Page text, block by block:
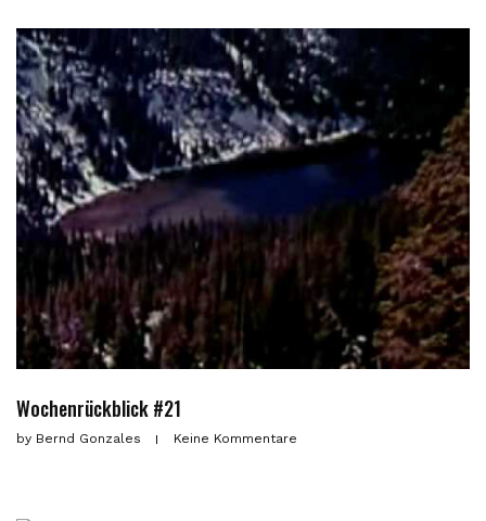
Wochenrückblick #21
by Bernd Gonzales Keine Kommentare